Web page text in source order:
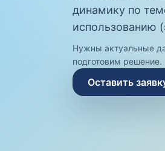
динамику по
использованию
Нужны актуальные
подготовим решение.
Оставить